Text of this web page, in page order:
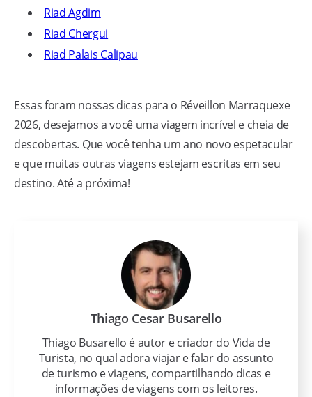
Riad Agdim
Riad Chergui
Riad Palais Calipau
Essas foram nossas dicas para o Réveillon Marraquexe
2026, desejamos a você uma viagem incrível e cheia de
descobertas. Que você tenha um ano novo espetacular
e que muitas outras viagens estejam escritas em seu
destino. Até a próxima!
Thiago Cesar Busarello
Thiago Busarello é autor e criador do Vida de
Turista, no qual adora viajar e falar do assunto
de turismo e viagens, compartilhando dicas e
informações de viagens com os leitores.